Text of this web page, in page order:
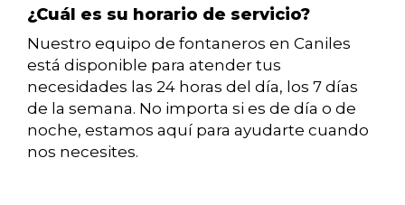
¿Cuál es su horario de servicio?
Nuestro equipo de fontaneros en Caniles
está disponible para atender tus
necesidades las 24 horas del día, los 7 días
de la semana. No importa si es de día o de
noche, estamos aquí para ayudarte cuando
nos necesites.